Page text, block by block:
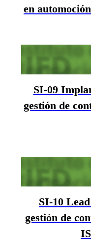
en
SI-09
gestión de
SI-10
gestión de